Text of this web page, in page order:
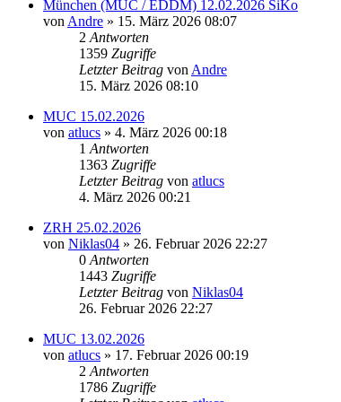
München (MUC / EDDM) 12.02.2026 SiKo
von Andre » 15. März 2026 08:07
2 Antworten
1359 Zugriffe
Letzter Beitrag von Andre
15. März 2026 08:10
MUC 15.02.2026
von atlucs » 4. März 2026 00:18
1 Antworten
1363 Zugriffe
Letzter Beitrag von atlucs
4. März 2026 00:21
ZRH 25.02.2026
von Niklas04 » 26. Februar 2026 22:27
0 Antworten
1443 Zugriffe
Letzter Beitrag von Niklas04
26. Februar 2026 22:27
MUC 13.02.2026
von atlucs » 17. Februar 2026 00:19
2 Antworten
1786 Zugriffe